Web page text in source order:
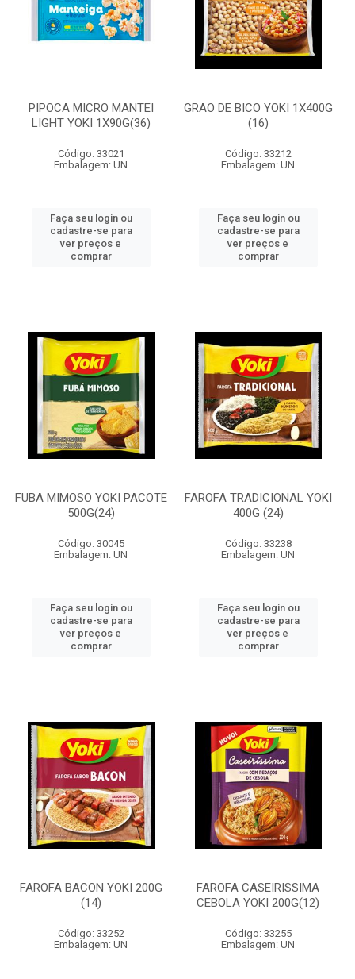
PIPOCA MICRO MANTEI
LIGHT YOKI 1X90G(36)
Código: 33021
Embalagem: UN
Faça seu login ou
cadastre-se para
ver preços e
comprar
GRAO DE BICO YOKI 1X400G
(16)
Código: 33212
Embalagem: UN
Faça seu login ou
cadastre-se para
ver preços e
comprar
FUBA MIMOSO YOKI PACOTE
500G(24)
Código: 30045
Embalagem: UN
Faça seu login ou
cadastre-se para
ver preços e
comprar
FAROFA TRADICIONAL YOKI
400G (24)
Código: 33238
Embalagem: UN
Faça seu login ou
cadastre-se para
ver preços e
comprar
FAROFA BACON YOKI 200G
(14)
Código: 33252
Embalagem: UN
FAROFA CASEIRISSIMA
CEBOLA YOKI 200G(12)
Código: 33255
Embalagem: UN